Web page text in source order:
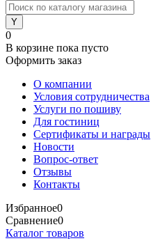
0
В корзине пока пусто
Оформить заказ
О компании
Условия сотрудничества
Услуги по пошиву
Для гостиниц
Сертификаты и награды
Новости
Вопрос-ответ
Отзывы
Контакты
Избранное0
Сравнение0
Каталог товаров